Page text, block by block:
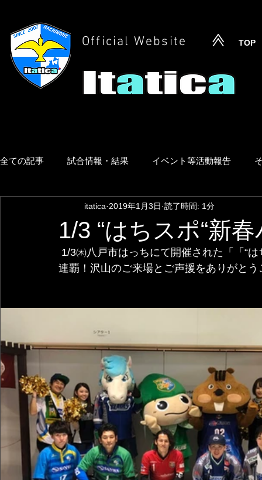
Official Website TOP
全ての記事 試合情報・結果 イベント等活動報告
1/3 “はちスポ“新
itatica 2019年1月3日 読了時間: 1分
連覇！沢山のご来場とご声援をありがと